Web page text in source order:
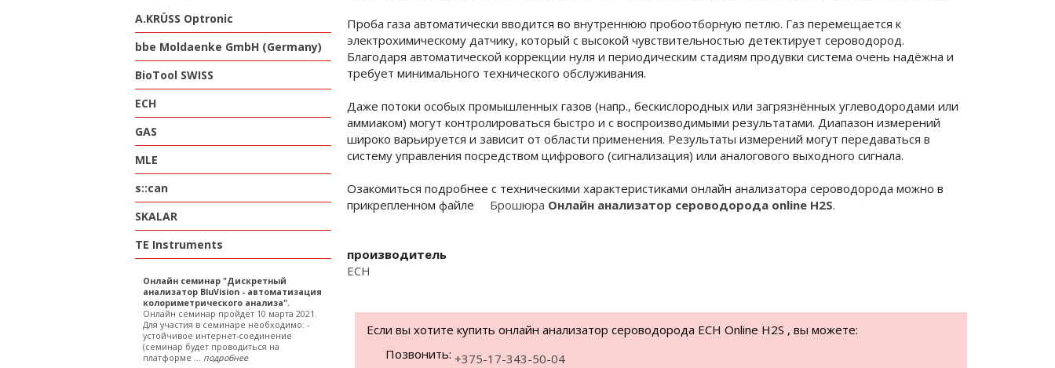
A.KRÜSS Optronic
bbe Moldaenke GmbH (Germany)
BioTool SWISS
ECH
GAS
MLE
s::can
SKALAR
TE Instruments
Онлайн семинар "Дискретный
анализатор BluVision - автоматизация
колориметрического анализа".
Онлайн семинар пройдет 10 марта 2021.
Для участия в семинаре необходимо: -
устойчивое интернет-соединение
(семинар будет проводиться на
платформе ... подробнее
Проба газа автоматически вводится во внутреннюю пробоотборную петлю. Газ перемещается к
электрохимическому датчику, который с высокой чувствительностью детектирует сероводород.
Благодаря автоматической коррекции нуля и периодическим стадиям продувки система очень надёжна и
требует минимального технического обслуживания.
Даже потоки особых промышленных газов (напр., бескислородных или загрязнённых углеводородами или
аммиаком) могут контролироваться быстро и с воспроизводимыми результатами. Диапазон измерений
широко варьируется и зависит от области применения. Результаты измерений могут передаваться в
систему управления посредством цифрового (сигнализация) или аналогового выходного сигнала.
Озакомиться подробнее с техническими характеристиками онлайн анализатора сероводорода можно в
прикрепленном файле
Брошюра Онлайн анализатор сероводорода online H2S.
производитель
ECH
Если вы хотите купить онлайн анализатор сероводорода ECH Оnline H2S , вы можете:
Позвонить: +375-17-343-50-04